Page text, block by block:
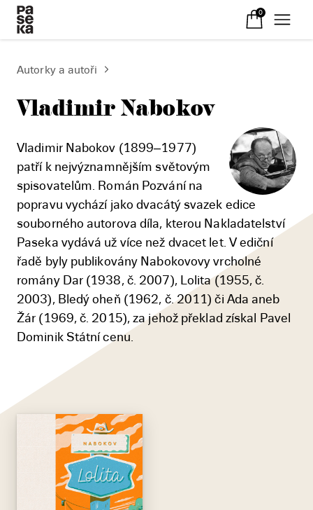
0
Autorky a autoři
Vladimir Nabokov
Vladimir Nabokov (1899–1977)
patří k nejvýznamnějším světovým
spisovatelům. Román Pozvání na
popravu vychází jako dvacátý svazek edice
souborného autorova díla, kterou Nakladatelství
Paseka vydává už více než dvacet let. V ediční
řadě byly publikovány Nabokovovy vrcholné
romány Dar (1938, č. 2007), Lolita (1955, č.
2003), Bledý oheň (1962, č. 2011) či Ada aneb
Žár (1969, č. 2015), za jehož překlad získal Pavel
Dominik Státní cenu.